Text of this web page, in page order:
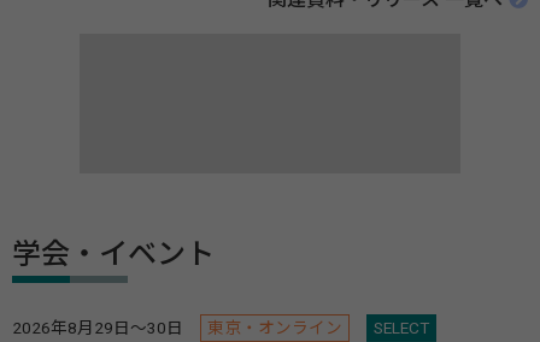
学会・イベント
2026年8月29日～30日 東京・オンライン SELECT